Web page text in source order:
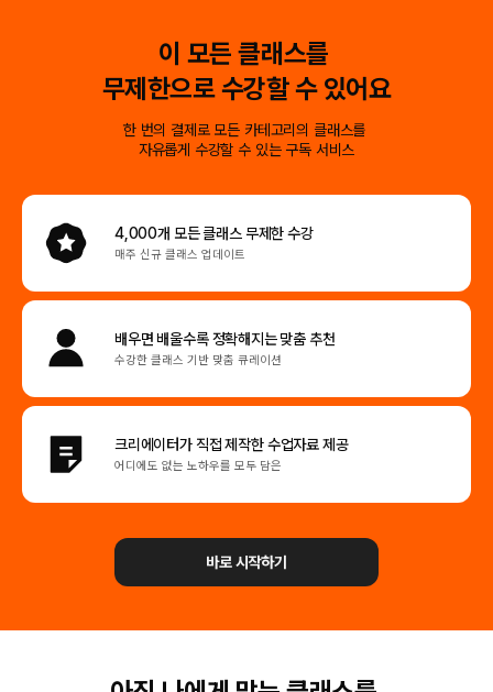
이 모든 클래스를
무제한으로 수강할 수 있어요
한 번의 결제로 모든 카테고리의 클래스를
자유롭게 수강할 수 있는 구독 서비스
4,000개 모든 클래스 무제한 수강
매주 신규 클래스 업데이트
배우면 배울수록 정확해지는 맞춤 추천
수강한 클래스 기반 맞춤 큐레이션
크리에이터가 직접 제작한 수업자료 제공
어디에도 없는 노하우를 모두 담은
바로 시작하기